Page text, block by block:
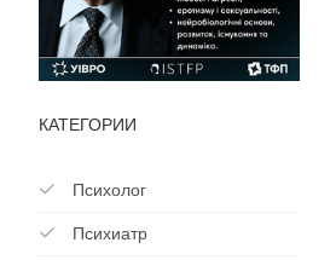
КАТЕГОРИИ
Психолог
Психиатр